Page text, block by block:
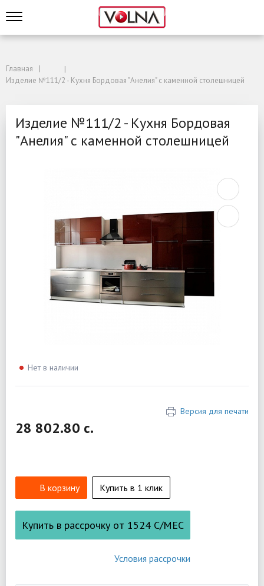
Главная
Изделие №111/2 - Кухня Бордовая "Анелия" с каменной столешницей
Изделие №111/2 - Кухня Бордовая
"Анелия" с каменной столешницей
Нет в наличии
Версия для печати
28 802.80 c.
В корзину Купить в 1 клик
Купить в рассрочку от 1524 С/МЕС
Условия рассрочки